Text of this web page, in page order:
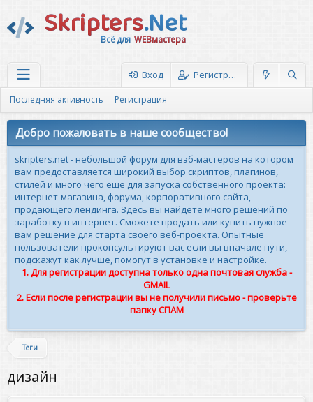
Skripters.Net
Всё для WEBмастера
Вход Регистрация
Последняя активность Регистрация
Добро пожаловать в наше сообщество!
skripters.net - небольшой форум для вэб-мастеров на котором
вам предоставляется широкий выбор скриптов, плагинов,
стилей и много чего еще для запуска собственного проекта:
интернет-магазина, форума, корпоративного сайта,
продающего лендинга. Здесь вы найдете много решений по
заработку в интернет. Сможете продать или купить нужное
вам решение для старта своего веб-проекта. Опытные
пользователи проконсультируют вас если вы вначале пути,
подскажут как лучше, помогут в установке и настройке.
1. Для регистрации доступна только одна почтовая служба -
GMAIL
2. Если после регистрации вы не получили письмо - проверьте
папку СПАМ
Теги
дизайн